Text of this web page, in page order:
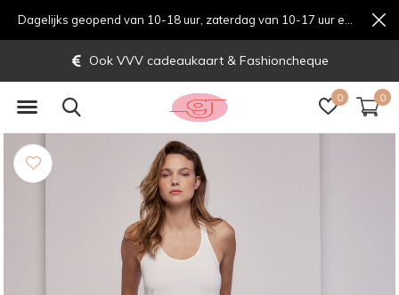
0 0
Ook VVV cadeaukaart & Fashioncheque